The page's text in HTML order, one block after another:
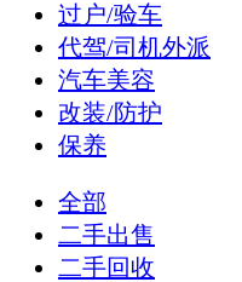
过户/验车
代驾/司机外派
汽车美容
改装/防护
保养
全部
二手出售
二手回收